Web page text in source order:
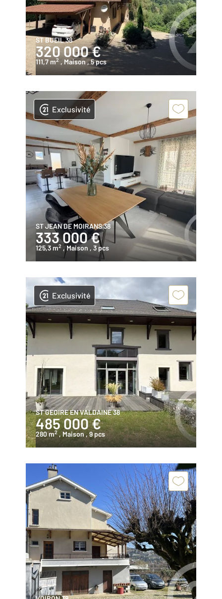
ST BUEIL 38
320 000 €
111,7 m2 , Maison , 5 pcs
Exclusivité
ST JEAN DE MOIRANS 38
333 000 €
125,3 m2 , Maison , 3 pcs
Exclusivité
ST GEOIRE EN VALDAINE 38
485 000 €
280 m2 , Maison , 9 pcs